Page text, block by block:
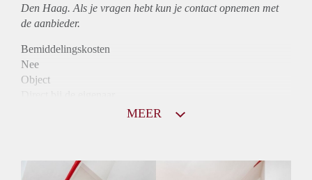
Den Haag. Als je vragen hebt kun je contact opnemen met
de aanbieder.
Bemiddelingskosten
Nee
Object
Huurtoeslag
MEER